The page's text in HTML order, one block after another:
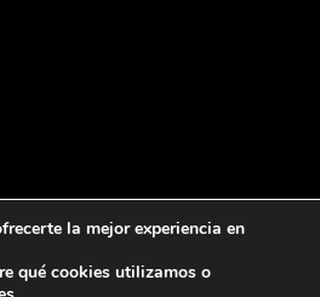
España. UICASDE. Derechos
la mejor experiencia en
qué cookies utilizamos o